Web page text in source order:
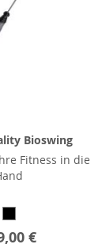
Bioswing
Fitness in die
€